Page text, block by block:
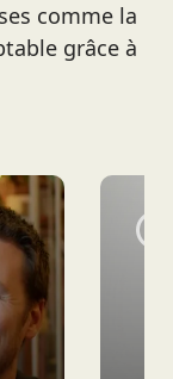
comme la
grâce à